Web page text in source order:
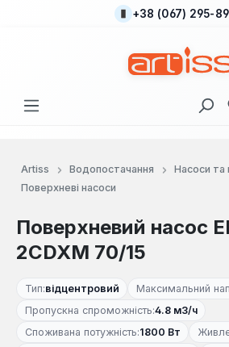
Перейти до основного вмісту
+38 (067) 295-
Artiss Водопостачання
Насоси та
Поверхневі насоси
Поверхневий насос
2СDXM 70/15
Тип:відцентровий Максимальний
Пропускна спроможність:4.8 м3/ч
Споживана потужність:1800 Вт